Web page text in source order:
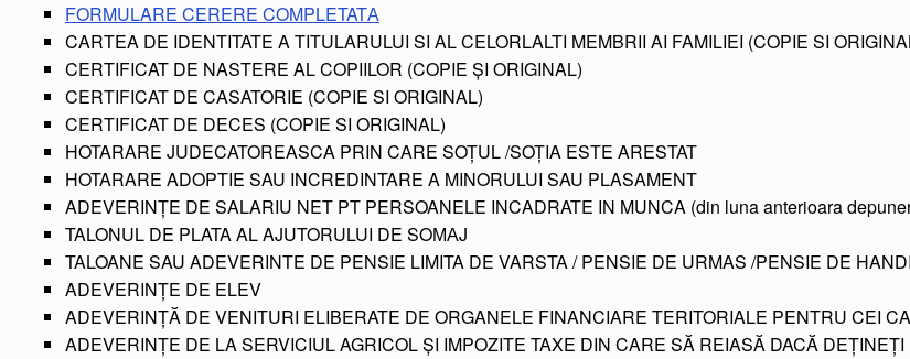
FORMULARE CERERE COMPLETATА
CARTEA DE IDENTITATE A TITULARULUI SI AL CELORLALTI MEMBRII AI FAMILIEI (COPIE SI
CERTIFICAT DE NASTERE AL COPIILOR (COPIE ȘI ORIGINAL)
CERTIFICAT DE CASATORIE (COPIE SI ORIGINAL)
CERTIFICAT DE DECES (COPIE SI ORIGINAL)
HOTARARE JUDECATOREASCA PRIN CARE SOȚUL /SOȚIA ESTE ARESTAT
HOTARARE ADOPTIE SAU INCREDINTARE A MINORULUI SAU PLASAMENT
ADEVERINȚE DE SALARIU NET PT PERSOANELE INCADRATE IN MUNCA (din luna anterioara
TALONUL DE PLATA AL AJUTORULUI DE SOМАJ
TALOANE SAU ADEVERINTE DE PENSIE LIMITA DE VARSTA / PENSIE DE URMAS /PENSIE DE
ADEVERINȚE DE ELEV
ADEVERINȚĂ DE VENITURI ELIBERATE DE ORGANELE FINANCIARE TERITORIALE PENTRU CEI
ADEVERINȚE DE LA SERVICIUL AGRICOL ȘI IMPOZITE TAXE DIN CARE SĂ REIASĂ DACĂ